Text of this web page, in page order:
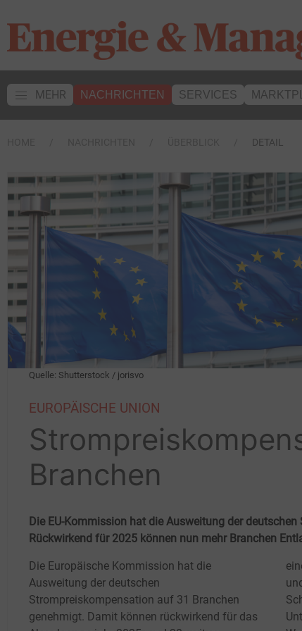
MEHR NACHRICHTEN SERVICES
DETAIL
Quelle: Shutterstock / jorisvo
EUROPÄISCHE UNION
Branchen
Die EU-Kommission hat die Ausweitung der
Rückwirkend für 2025 können nun mehr Branchen
Die Europäische Kommission hat die
Ausweitung der deutschen
Strompreiskompensation auf 31 Branchen
genehmigt. Damit können rückwirkend für das